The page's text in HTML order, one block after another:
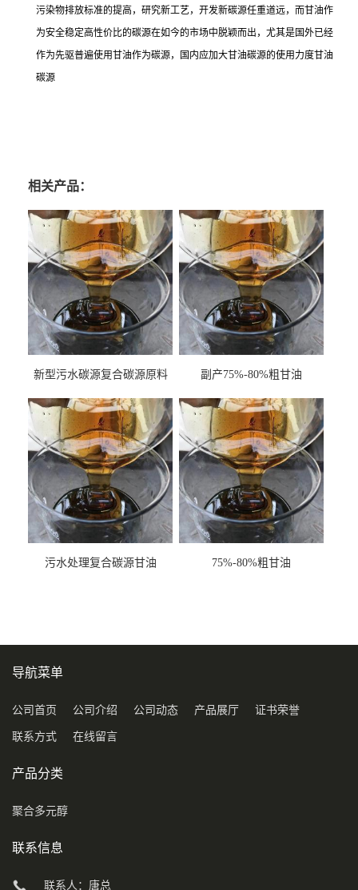
污染物排放标准的提高，研究新工艺，开发新碳源任重道远，而甘油作
为安全稳定高性价比的碳源在如今的市场中脱颖而出，尤其是国外已经
作为先驱普遍使用甘油作为碳源，国内应加大甘油碳源的使用力度甘油
碳源
相关产品：
新型污水碳源复合碳源原料
副产75%-80%粗甘油
污水处理复合碳源甘油
75%-80%粗甘油
导航菜单
公司首页 公司介绍 公司动态 产品展厅 证书荣誉
联系方式 在线留言
产品分类
聚合多元醇
联系信息
联系人：唐总